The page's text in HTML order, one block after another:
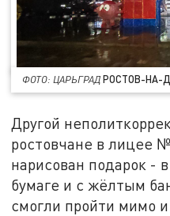
ФОТО: ЦАРЬГРАД РОСТОВ-НА-
Другой
ростовчане в лицее
нарисован подарок -
бумаге и с жёлтым
смогли пройти мимо